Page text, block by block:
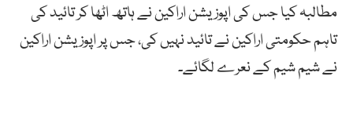
مطالبہ کیا جس کی اپوزیشن اراکین نے ہاتھ اٹھا کر تائید کی
تاہم حکومتی اراکین نے تائید نہیں کی، جس پر اپوزیشن اراکین
نے شیم شیم کے نعرے لگائے۔